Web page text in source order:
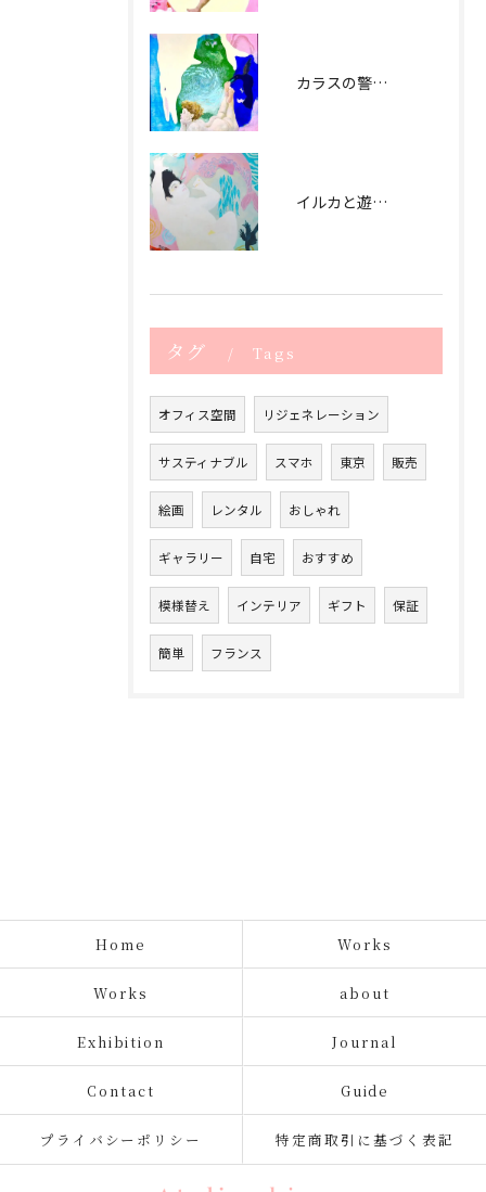
カラスの警告 (2021） signal by crow - 2021
イルカと遊ぶ日（2020） playing with dolphin - 2020
タグ Tags
オフィス空間 リジェネレーション
サスティナブル スマホ 東京 販売
絵画 レンタル おしゃれ
ギャラリー 自宅 おすすめ
模様替え インテリア ギフト 保証
簡単 フランス
Home Works
Works about
Exhibition Journal
Contact Guide
プライバシーポリシー 特定商取引に基づく表記